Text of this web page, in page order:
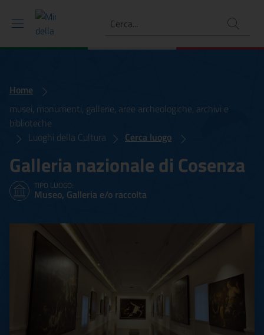
Ricerca
Home
musei, monumenti, gallerie, aree archeologiche, archivi e
biblioteche
Luoghi della Cultura
Cerca luogo
Galleria nazionale di Cosenza
TIPO LUOGO:
Museo, Galleria e/o raccolta
Galleria nazionale di